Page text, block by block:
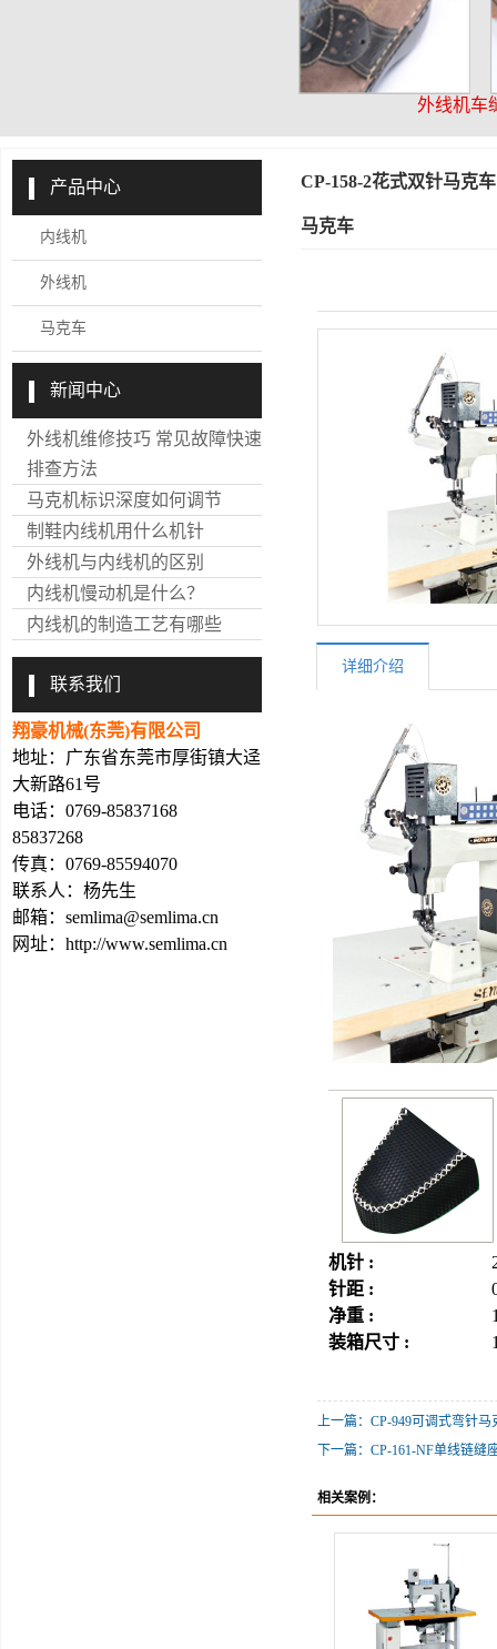
外线机车
产品中心
内线机
外线机
马克车
新闻中心
外线机维修技巧 常见故障快速
排查方法
马克机标识深度如何调节
制鞋内线机用什么机针
外线机与内线机的区别​
内线机慢动机是什么？
内线机的制造工艺有哪些
联系我们
翔豪机械(东莞)有限公司
地址：广东省东莞市厚街镇大迳
大新路61号
电话：0769-85837168
85837268
传真：0769-85594070
联系人：杨先生
邮箱： semlima@semlima.cn
网址： http://www.semlima.cn
CP-158-2花式双针马克
马克车
详细介绍
机针 :
针距 :
净重 :
装箱尺寸 :
上一篇：CP-949可调式弯针
下一篇：CP-161-NF单线链缝
相关案例：